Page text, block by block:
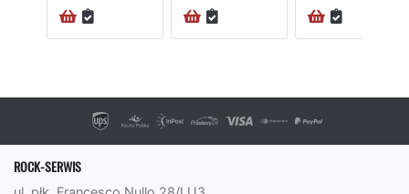
ROCK-SERWIS